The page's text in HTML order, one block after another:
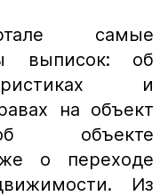
самые
выписок: об
и
на объект
объекте
о переходе
Из